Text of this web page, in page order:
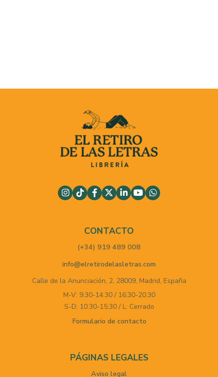
CONTACTO
(+34) 919 489 008
info@elretirodelasletras.com
Calle de la Anunciación, 2, 28009, Madrid, España
M-V: 9:30-14:30 / 16:30-20:30
S-D: 10:30-15:30 / L: Cerrado
Formulario de contacto
PÁGINAS LEGALES
Aviso legal